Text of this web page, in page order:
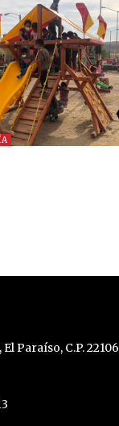
Paraíso, C.P. 22106